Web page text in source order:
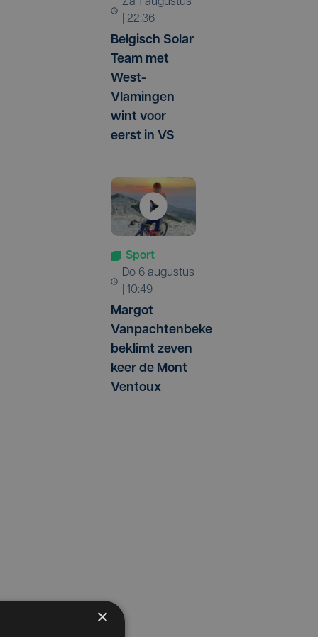
| 22:36
Belgisch Solar
Team met
West-
Vlamingen
wint voor
eerst in VS
Sport
do 6 augustus
| 10:49
Margot
Vanpachtenbeke
beklimt zeven
keer de Mont
Ventoux
×